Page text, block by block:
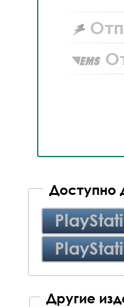
Доступно
Другие